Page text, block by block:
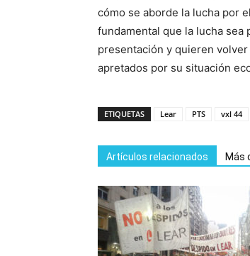
cómo se aborde la lucha por
fundamental que la lucha
presentación y quieren
apretados por su situación
ETIQUETAS Lear PTS vxl 44
Artículos relacionados Más